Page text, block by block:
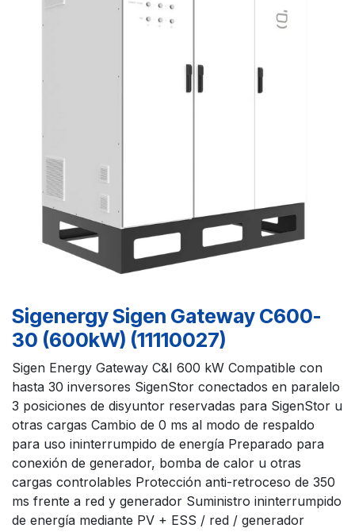
Sigenergy Sigen Gateway C600-
30 (600kW) (11110027)
Sigen Energy Gateway C&I 600 kW Compatible con
hasta 30 inversores SigenStor conectados en paralelo
3 posiciones de disyuntor reservadas para SigenStor u
otras cargas Cambio de 0 ms al modo de respaldo
para uso ininterrumpido de energía Preparado para
conexión de generador, bomba de calor u otras
cargas controlables Protección anti-retroceso de 350
ms frente a red y generador Suministro ininterrumpido
de energía mediante PV + ESS / red / generador